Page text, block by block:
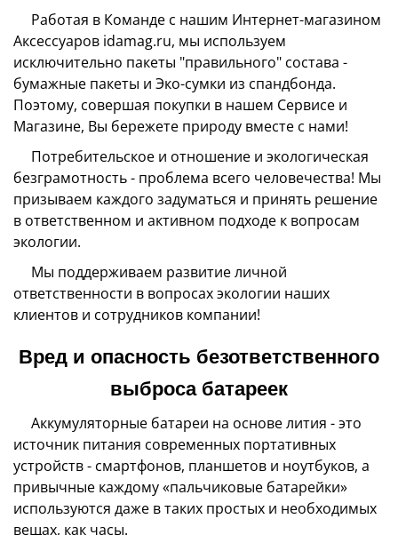
Работая в Команде с нашим Интернет-магазином
Аксессуаров idamag.ru, мы используем
исключительно пакеты "правильного" состава -
бумажные пакеты и Эко-сумки из спандбонда.
Поэтому, совершая покупки в нашем Сервисе и
Магазине, Вы бережете природу вместе с нами!
Потребительское и отношение и экологическая
безграмотность - проблема всего человечества! Мы
призываем каждого задуматься и принять решение
в ответственном и активном подходе к вопросам
экологии.
Мы поддерживаем развитие личной
ответственности в вопросах экологии наших
клиентов и сотрудников компании!
Вред и опасность безответственного
выброса батареек
Аккумуляторные батареи на основе лития - это
источник питания современных портативных
устройств - смартфонов, планшетов и ноутбуков, а
привычные каждому «пальчиковые батарейки»
используются даже в таких простых и необходимых
вещах, как часы.